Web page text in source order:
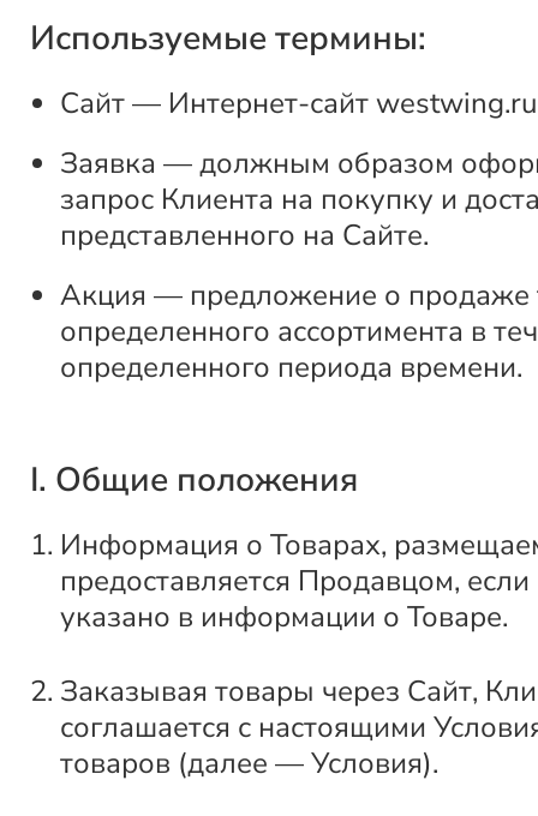
Используемые термины:
Сайт — Интернет-сайт westwing.ru
Заявка — должным образом
запрос Клиента на покупку и
представленного на Сайте.
Акция — предложение о продаже
определенного ассортимента в
определенного периода времени.
I. Общие положения
Информация о Товарах,
предоставляется Продавцом,
указано в информации о Товаре.
Заказывая товары через Сайт,
соглашается с настоящими
товаров (далее — Условия).